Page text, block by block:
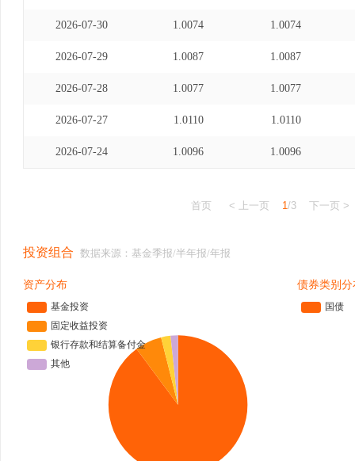
2026-07-30 1.0074 1.0074
2026-07-29 1.0087 1.0087
2026-07-28 1.0077 1.0077
2026-07-27 1.0110 1.0110
2026-07-24 1.0096 1.0096
首页 < 上一页 1/3 下一页 >
投资组合 数据来源：基金季报/半年报/年报
资产分布 债券类别分